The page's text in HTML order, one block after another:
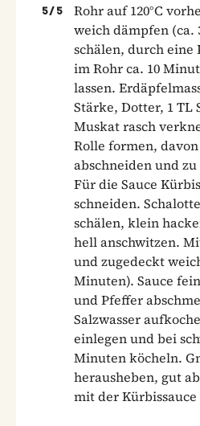
5/ 5
Rohr auf 120°C
weich dämpfen (ca.
schälen, durch eine
im Rohr ca. 10
lassen.
Stärke, Dotter, 1 TL
Muskat rasch
Rolle formen,
abschneiden und
Für die Sauce
schneiden.
schälen, klein
hell anschwitzen.
und zugedeckt
Minuten). Sauce
und Pfeffer
Salzwasser
einlegen und bei
Minuten köcheln.
herausheben, gut
mit der